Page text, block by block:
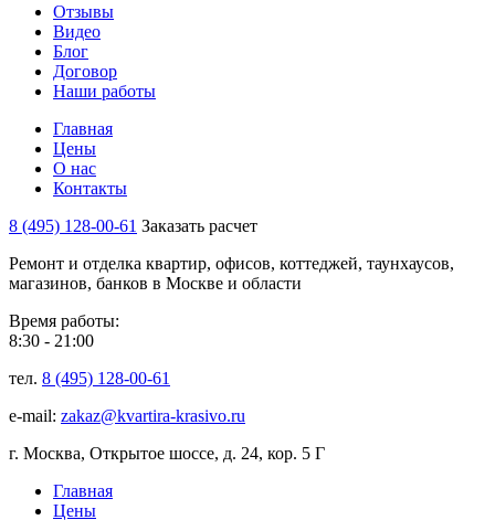
Отзывы
Видео
Блог
Договор
Наши работы
Главная
Цены
О нас
Контакты
8 (495) 128-00-61 Заказать расчет
Ремонт и отделка квартир, офисов, коттеджей, таунхаусов,
магазинов, банков в Москве и области
Время работы:
8:30 - 21:00
тел. 8 (495) 128-00-61
e-mail: zakaz@kvartira-krasivo.ru
г. Москва, Открытое шоссе, д. 24, кор. 5 Г
Главная
Цены